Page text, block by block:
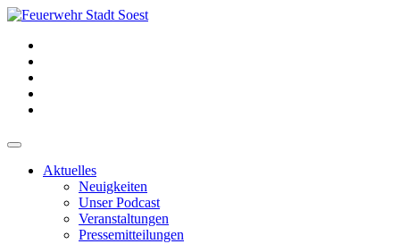
Aktuelles
Neuigkeiten
Unser Podcast
Veranstaltungen
Pressemitteilungen